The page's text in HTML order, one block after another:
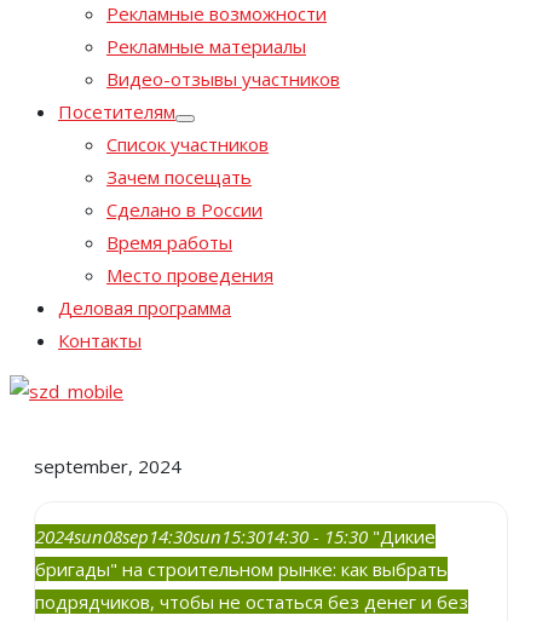
Рекламные возможности
Рекламные материалы
Видео-отзывы участников
Посетителям
Список участников
Зачем посещать
Сделано в России
Время работы
Место проведения
Деловая программа
Контакты
september, 2024
2024sun08sep14:30sun15:3014:30 - 15:30 "Дикие
бригады" на строительном рынке: как выбрать
подрядчиков, чтобы не остаться без денег и без